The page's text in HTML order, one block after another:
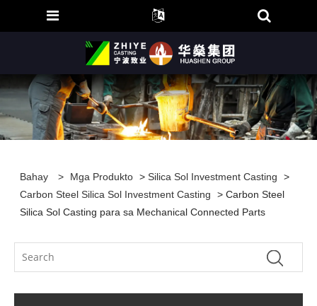
Bahay > Mga Produkto >Silica Sol Investment Casting
>
Carbon Steel Silica Sol Investment Casting
> Carbon Steel
Silica Sol Casting para sa Mechanical Connected Parts